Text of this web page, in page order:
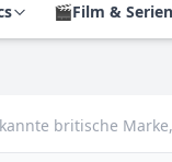
🎬Film & Serien
britische